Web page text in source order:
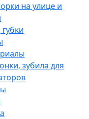
на улице и
зубила для